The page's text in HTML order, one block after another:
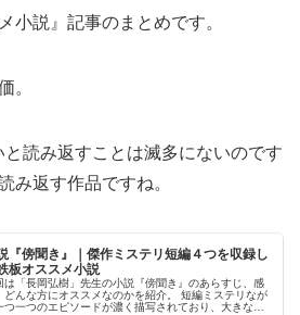
小説』記事のまとめです。
。
読み返すことは滅多にないのです
み返す作品ですね。
『傍聞き』｜傑作ミステリ短編４つを収録し
板オススメ小説
は「長岡弘樹」先生の小説『傍聞き』のあらすじ、感
どんな方にオススメなのかを紹介。 短編ミステリなが
つ一つのエピソードが濃く描写されており、大きな満